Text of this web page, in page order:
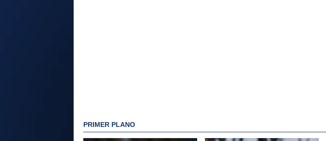
PRIMER PLANO